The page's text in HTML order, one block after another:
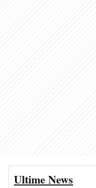
Ultime News